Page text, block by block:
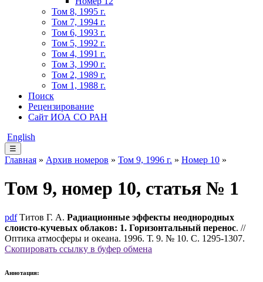
Том 8, 1995 г.
Том 7, 1994 г.
Том 6, 1993 г.
Том 5, 1992 г.
Том 4, 1991 г.
Том 3, 1990 г.
Том 2, 1989 г.
Том 1, 1988 г.
Поиск
Рецензирование
Сайт ИОА СО РАН
English
☰
Главная » Архив номеров » Том 9, 1996 г. » Номер 10 »
Том 9, номер 10, статья № 1
pdf Титов Г. А. Радиационные эффекты неоднородных
слоисто-кучевых облаков: 1. Горизонтальный перенос. //
Оптика атмосферы и океана. 1996. Т. 9. № 10. С. 1295-1307.
Скопировать ссылку в буфер обмена
Аннотация: